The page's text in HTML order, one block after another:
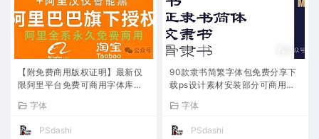
【附免费商用版权证明】最新仅
限阿里平台免费可商用字体库打
华康45款设计安装完整字体包
字体
PSdashi
90款隶书简繁字体包免费分享下
载ps设计素材安装部分可商用古
全套合集otf古典汉字AI cdr
字体
PSdashi